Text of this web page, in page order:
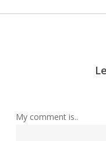
My comment is..